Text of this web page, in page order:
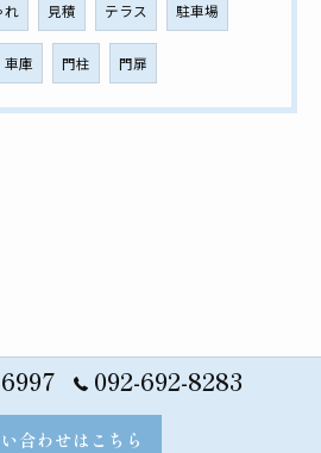
れ 見積 テラス 駐車場
車庫 門柱 門扉
092-692-8283
合わせはこちら